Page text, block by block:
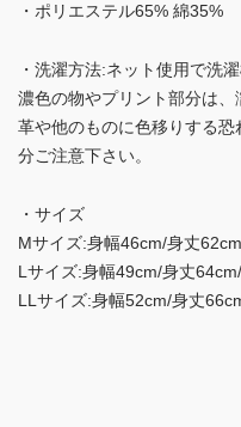
・ポリエステル65% 綿35%
・洗濯方法:ネット使用で洗
濃色の物やプリント部分は
革や他のものに色移りする
分ご注意下さい。
・サイズ
Mサイズ:身幅46cm/身丈
Lサイズ:身幅49cm/身丈
LLサイズ:身幅52cm/身丈